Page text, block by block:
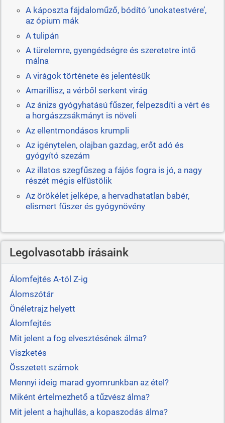
A káposzta fájdaloműző, bódító ’unokatestvére’,
az ópium mák
A tulipán
A türelemre, gyengédségre és szeretetre intő
málna
A virágok története és jelentésük
Amarillisz, a vérből serkent virág
Az ánizs gyógyhatású fűszer, felpezsdíti a vért és
a horgászzsákmányt is növeli
Az ellentmondásos krumpli
Az igénytelen, olajban gazdag, erőt adó és
gyógyító szezám
Az illatos szegfűszeg a fájós fogra is jó, a nagy
részét mégis elfüstölik
Az örökélet jelképe, a hervadhatatlan babér,
elismert fűszer és gyógynövény
Legolvasotabb írásaink
Álomfejtés A-tól Z-ig
Álomszótár
Önéletrajz helyett
Álomfejtés
Mit jelent a fog elvesztésének álma?
Viszketés
Összetett számok
Mennyi ideig marad gyomrunkban az étel?
Miként értelmezhető a tűzvész álma?
Mit jelent a hajhullás, a kopaszodás álma?